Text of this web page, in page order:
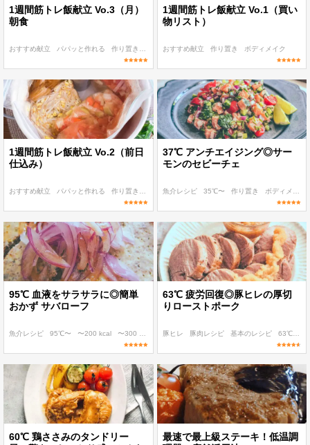
1週間筋トレ飯献立 Vo.3（月）
朝食
おすすめ献立 パパッと作れる 作り置き ボディメイク 朝食・ランチ
1週間筋トレ飯献立 Vo.1（買い
物リスト）
おすすめ献立 作り置き ボディメイク
1週間筋トレ飯献立 Vo.2（前日
仕込み）
おすすめ献立 パパッと作れる 作り置き ボディメイク 和食
37℃ アンチエイジング◎サー
モンのセビーチェ
魚介レシピ 35℃〜 作り置き ボディメイク
95℃ 血液をサラサラに◎簡単
おかず サバローフ
魚介レシピ 95℃〜 〜200 kcal 〜300 kcal 〜400 kcal
63℃ 疲労回復◎豚ヒレの厚切
りローストポーク
豚ヒレ 豚肉レシピ 基本のレシピ 63℃
60℃ 鶏ささみのタンドリー
最速で最上級ステーキ！低温調